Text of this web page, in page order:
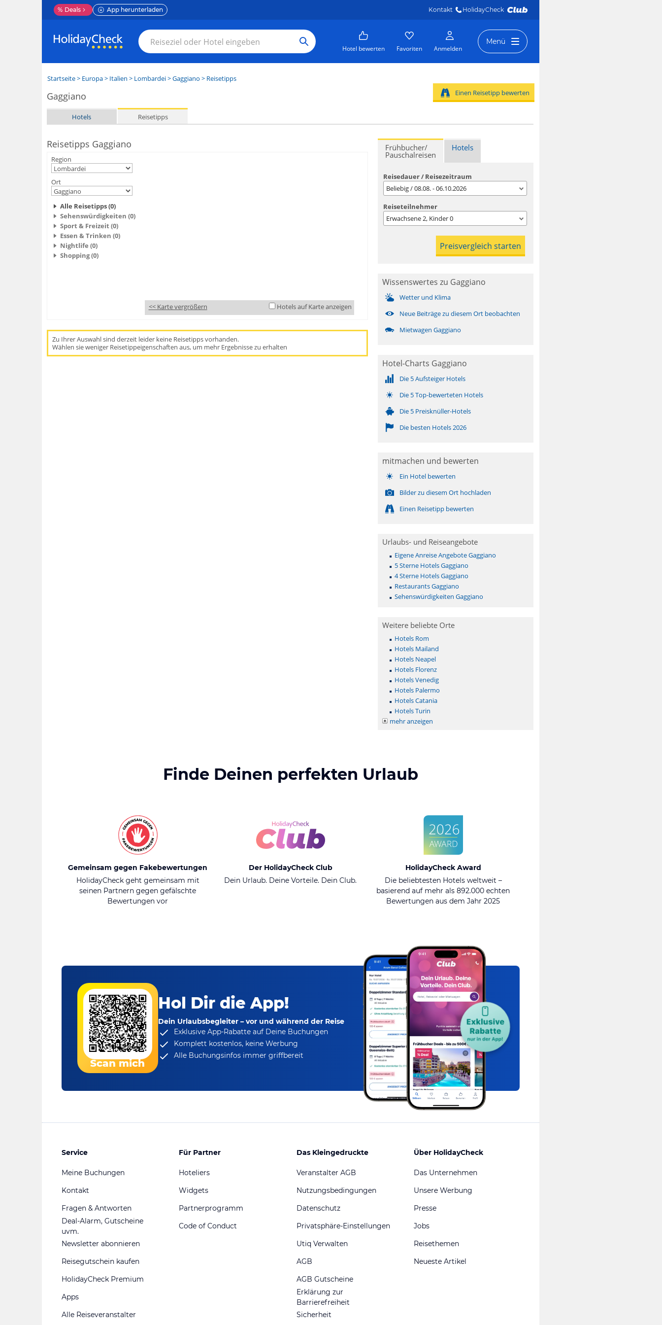
% Deals App herunterladen Kontakt HolidayCheck
Hotel bewerten Favoriten Anmelden
Menü
Startseite> Europa> Italien > Lombardei>Gaggiano > Reisetipps
Gaggiano
Hotels Reisetipps
Einen Reisetipp bewerten
Reisetipps Gaggiano
Region
Ort
Alle Reisetipps (0)
Sehenswürdigkeiten (0)
Sport & Freizeit (0)
Essen & Trinken (0)
Nightlife (0)
Shopping (0)
<< Karte vergrößern Hotels auf Karte anzeigen
Zu Ihrer Auswahl sind derzeit leider keine Reisetipps vorhanden.
Wählen sie weniger Reisetippeigenschaften aus, um mehr Ergebnisse zu erhalten
Frühbucher/
Pauschalreisen
Hotels
Reisedauer / Reisezeitraum
Beliebig / 08.08. - 06.10.2026
Reiseteilnehmer
Erwachsene2, Kinder0
Wissenswertes zu Gaggiano
Wetter und Klima
Neue Beiträge zu diesem Ort beobachten
Mietwagen Gaggiano
Hotel-Charts Gaggiano
Die 5 Aufsteiger Hotels
Die 5 Top-bewerteten Hotels
Die 5 Preisknüller-Hotels
Die besten Hotels 2026
mitmachen und bewerten
Ein Hotel bewerten
Bilder zu diesem Ort hochladen
Einen Reisetipp bewerten
Urlaubs- und Reiseangebote
Eigene Anreise Angebote Gaggiano
5 Sterne Hotels Gaggiano
4 Sterne Hotels Gaggiano
Restaurants Gaggiano
Sehenswürdigkeiten Gaggiano
Weitere beliebte Orte
Hotels Rom
Hotels Mailand
Hotels Neapel
Hotels Florenz
Hotels Venedig
Hotels Palermo
Hotels Catania
Hotels Turin
mehr anzeigen
Finde Deinen perfekten Urlaub
Gemeinsam gegen Fakebewertungen
HolidayCheck geht gemeinsam mit
seinen Partnern gegen gefälschte
Bewertungen vor
Der HolidayCheck Club
Dein Urlaub. Deine Vorteile. Dein Club.
HolidayCheck Award
Die beliebtesten Hotels weltweit –
basierend auf mehr als 892.000 echten
Bewertungen aus dem Jahr 2025
Scan mich
Hol Dir die App!
Dein Urlaubsbegleiter – vor und während der Reise
Exklusive App-Rabatteauf Deine Buchungen
Komplett kostenlos, keine Werbung
Alle Buchungsinfos immer griffbereit
Service
Meine Buchungen
Kontakt
Fragen & Antworten
Deal-Alarm, Gutscheine
uvm.
Newsletter abonnieren
Reisegutschein kaufen
HolidayCheck Premium
Apps
Alle Reiseveranstalter
Für Partner
Hoteliers
Widgets
Partnerprogramm
Code of Conduct
Das Kleingedruckte
Veranstalter AGB
Nutzungsbedingungen
Datenschutz
Privatsphäre-Einstellungen
Utiq Verwalten
AGB
AGB Gutscheine
Erklärung zur
Barrierefreiheit
Sicherheit
Über HolidayCheck
Das Unternehmen
Unsere Werbung
Presse
Jobs
Reisethemen
Neueste Artikel